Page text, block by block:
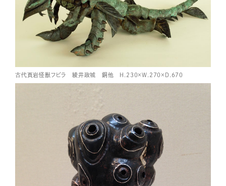
古代頁岩怪獣フビラ 綾井政城 銅他 H.230×W.270×D.670